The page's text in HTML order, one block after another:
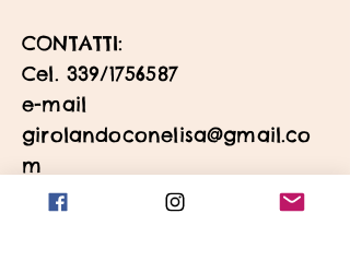
CONTATTI:
Cel. 339/1756587
e-mail
girolandoconelisa@gmail.co
m